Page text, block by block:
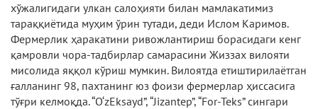
хўжалигидаги улкан салоҳияти билан мамлакатимиз
тараққиётида муҳим ўрин тутади, деди Ислом Каримов.
Фермерлик ҳаракатини ривожлантириш борасидаги кенг
қамровли чора-тадбирлар самарасини Жиззах вилояти
мисолида яққол кўриш мумкин. Вилоятда етиштирилаётган
ғалланинг 98, пахтанинг юз фоизи фермерлар ҳиссасига
тўғри келмоқда. “O‘zEksayd”, “Jizantep”, “For-Teks” сингари